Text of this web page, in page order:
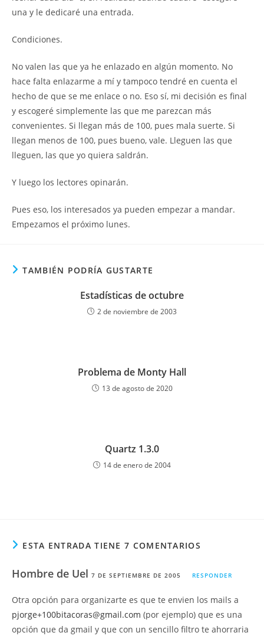
una y le dedicaré una entrada.
Condiciones.
No valen las que ya he enlazado en algún momento. No
hace falta enlazarme a mí y tampoco tendré en cuenta el
hecho de que se me enlace o no. Eso sí, mi decisión es final
y escogeré simplemente las que me parezcan más
convenientes. Si llegan más de 100, pues mala suerte. Si
llegan menos de 100, pues bueno, vale. Lleguen las que
lleguen, las que yo quiera saldrán.
Y luego los lectores opinarán.
Pues eso, los interesados ya pueden empezar a mandar.
Empezamos el próximo lunes.
TAMBIÉN PODRÍA GUSTARTE
Estadísticas de octubre
2 de noviembre de 2003
Problema de Monty Hall
13 de agosto de 2020
Quartz 1.3.0
14 de enero de 2004
ESTA ENTRADA TIENE 7 COMENTARIOS
Hombre de Uel 7 DE SEPTIEMBRE DE 2005 RESPONDER
Otra opción para organizarte es que te envien los mails a
pjorge+100bitacoras@gmail.com (por ejemplo) que es una
opción que da gmail y que con un sencillo filtro te ahorraria